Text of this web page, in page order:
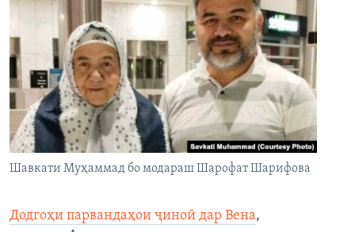
Шавкати Муҳаммад бо модараш Шарофат Шарифова
Додгоҳи парвандаҳои ҷиноӣ дар Вена,